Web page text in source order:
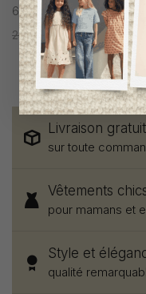
6 ans
248,95$CA
124,95$CA
Livraison
sur toute
Vêtements
pour mamans et
Style et
qualité